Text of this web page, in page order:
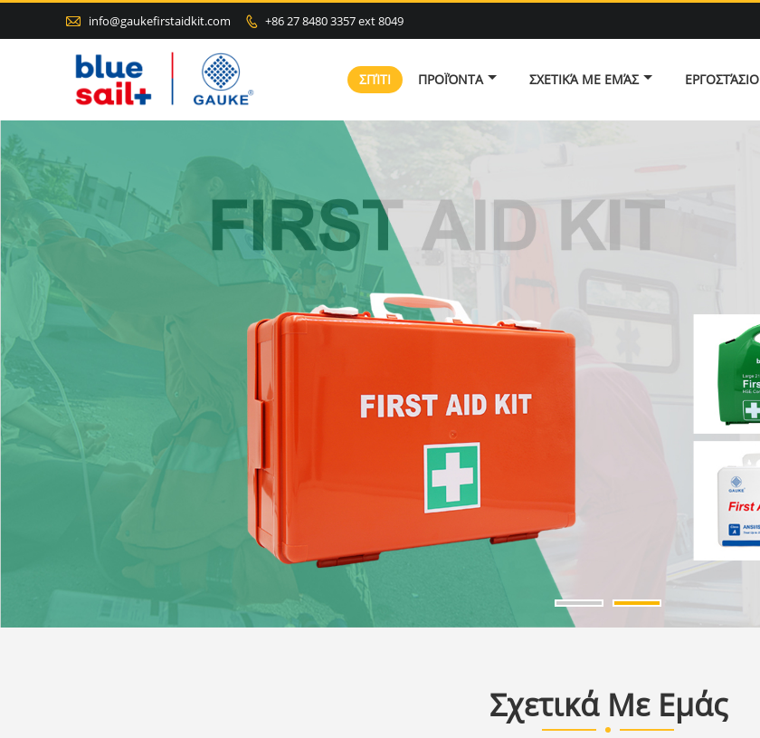
 info@gaukefirstaidkit.com  +86 27 8480 3357 ext 8049
ΣΠΊΤΙ ΠΡΟΪΌΝΤΑ ΣΧΕΤΙΚΆ ΜΕ ΕΜΆΣ ΕΡΓΟΣΤΆΣΙΟ
Σχετικά Με Εμάς